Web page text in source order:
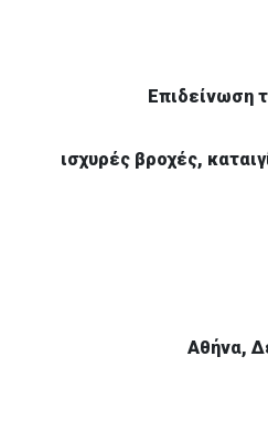
Επιδείνωση
ισχυρές βροχές,
Αθήνα,